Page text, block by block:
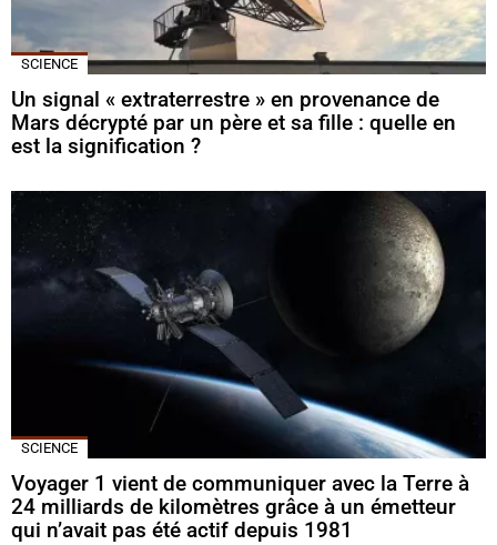
SCIENCE
Un signal « extraterrestre » en provenance de
Mars décrypté par un père et sa fille : quelle en
est la signification ?
SCIENCE
Voyager 1 vient de communiquer avec la Terre à
24 milliards de kilomètres grâce à un émetteur
qui n’avait pas été actif depuis 1981